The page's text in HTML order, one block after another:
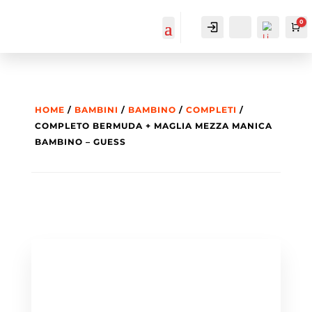
ACCOUNT
ACCOUNT
Cerca... 0
HOME / BAMBINI / BAMBINO / COMPLETI /
COMPLETO BERMUDA + MAGLIA MEZZA MANICA
BAMBINO – GUESS